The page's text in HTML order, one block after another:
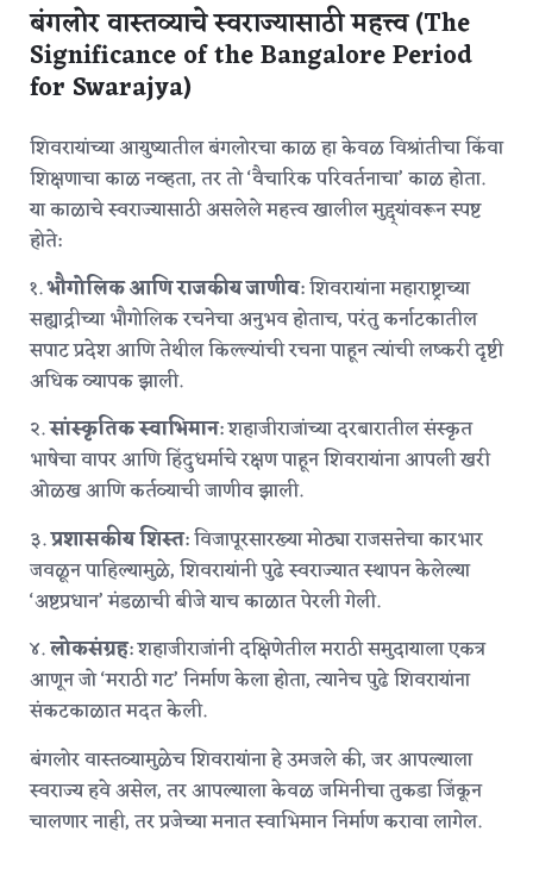
बंगलोर वास्तव्याचे स्वराज्यासाठी महत्त्व (The
Significance of the Bangalore Period
for Swarajya)
शिवरायांच्या आयुष्यातील बंगलोरचा काळ हा केवळ विश्रांतीचा किंवा
शिक्षणाचा काळ नव्हता, तर तो ‘वैचारिक परिवर्तनाचा’ काळ होता.
या काळाचे स्वराज्यासाठी असलेले महत्त्व खालील मुद्द्यांवरून स्पष्ट
होते:
१.भौगोलिक आणि राजकीय जाणीव: शिवरायांना महाराष्ट्राच्या
सह्याद्रीच्या भौगोलिक रचनेचा अनुभव होताच, परंतु कर्नाटकातील
सपाट प्रदेश आणि तेथील किल्ल्यांची रचना पाहून त्यांची लष्करी दृष्टी
अधिक व्यापक झाली.
२.सांस्कृतिक स्वाभिमान: शहाजीराजांच्या दरबारातील संस्कृत
भाषेचा वापर आणि हिंदुधर्माचे रक्षण पाहून शिवरायांना आपली खरी
ओळख आणि कर्तव्याची जाणीव झाली.
३.प्रशासकीय शिस्त: विजापूरसारख्या मोठ्या राजसत्तेचा कारभार
जवळून पाहिल्यामुळे, शिवरायांनी पुढे स्वराज्यात स्थापन केलेल्या
‘अष्टप्रधान’ मंडळाची बीजे याच काळात पेरली गेली.
४.लोकसंग्रह: शहाजीराजांनी दक्षिणेतील मराठी समुदायाला एकत्र
आणून जो ‘मराठी गट’ निर्माण केला होता, त्यानेच पुढे शिवरायांना
संकटकाळात मदत केली.
बंगलोर वास्तव्यामुळेच शिवरायांना हे उमजले की, जर आपल्याला
स्वराज्य हवे असेल, तर आपल्याला केवळ जमिनीचा तुकडा जिंकून
चालणार नाही, तर प्रजेच्या मनात स्वाभिमान निर्माण करावा लागेल.